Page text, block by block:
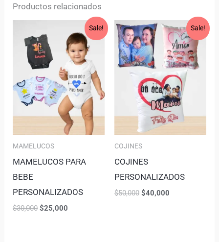
Productos relacionados
Sale!
MAMELUCOS
MAMELUCOS PARA
BEBE
PERSONALIZADOS
$30,000
price
was:
$30,000.
$25,000
Current
price
is:
$25,000.
Sale!
COJINES
COJINES
PERSONALIZADOS
$50,000
Original
price
was:
$50,000.
$40,000
Current
price
is:
$40,000.